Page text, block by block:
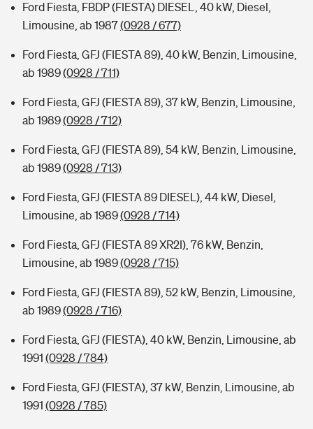
Ford Fiesta, FBDP (FIESTA) DIESEL, 40 kW, Diesel,
Limousine, ab 1987(0928 / 677)
Ford Fiesta, GFJ (FIESTA 89), 40 kW, Benzin, Limousine,
ab 1989(0928 / 711)
Ford Fiesta, GFJ (FIESTA 89), 37 kW, Benzin, Limousine,
ab 1989(0928 / 712)
Ford Fiesta, GFJ (FIESTA 89), 54 kW, Benzin, Limousine,
ab 1989(0928 / 713)
Ford Fiesta, GFJ (FIESTA 89 DIESEL), 44 kW, Diesel,
Limousine, ab 1989(0928 / 714)
Ford Fiesta, GFJ (FIESTA 89 XR2I), 76 kW, Benzin,
Limousine, ab 1989(0928 / 715)
Ford Fiesta, GFJ (FIESTA 89), 52 kW, Benzin, Limousine,
ab 1989(0928 / 716)
Ford Fiesta, GFJ (FIESTA), 40 kW, Benzin, Limousine, ab
1991 (0928 / 784)
Ford Fiesta, GFJ (FIESTA), 37 kW, Benzin, Limousine, ab
1991 (0928 / 785)